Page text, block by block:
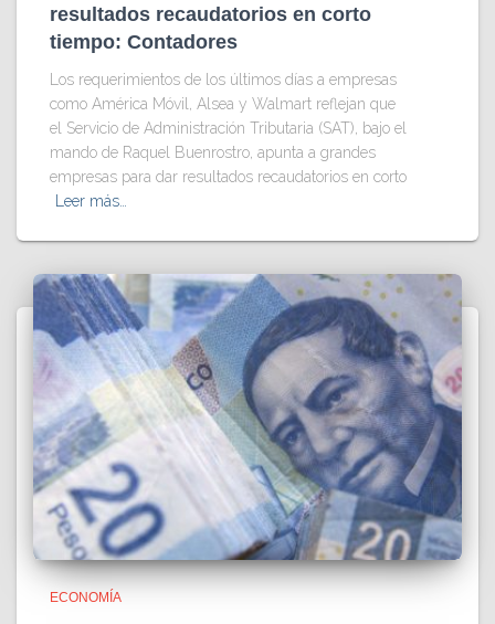
resultados recaudatorios en corto
tiempo: Contadores
Los requerimientos de los últimos días a empresas
como América Móvil, Alsea y Walmart reflejan que
el Servicio de Administración Tributaria (SAT), bajo el
mando de Raquel Buenrostro, apunta a grandes
empresas para dar resultados recaudatorios en corto
Leer más…
ECONOMÍA